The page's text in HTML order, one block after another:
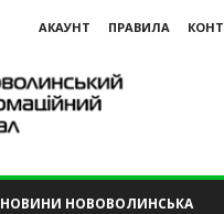
АКАУНТ ПРАВИЛА
НОВИНИ НОВОВОЛИНСЬКА